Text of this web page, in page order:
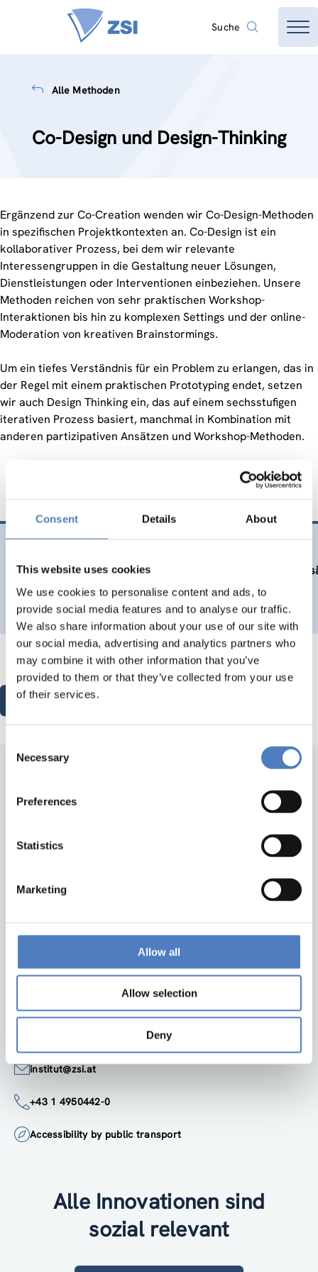
Consent Details About
This website uses cookies
We use cookies to personalise content and ads, to
provide social media features and to analyse our traffic.
We also share information about your use of our site with
our social media, advertising and analytics partners who
may combine it with other information that you’ve
provided to them or that they’ve collected from your use
of their services.
Selection
Necessary
Preferences
Statistics
Marketing
Allow all
Allow selection
Deny
Suche
Alle Methoden
Co-Design und Design-Thinking
Ergänzend zur Co-Creation wenden wir Co-Design-Methoden
in spezifischen Projektkontexten an. Co-Design ist ein
kollaborativer Prozess, bei dem wir relevante
Interessengruppen in die Gestaltung neuer Lösungen,
Dienstleistungen oder Interventionen einbeziehen. Unsere
Methoden reichen von sehr praktischen Workshop-
Interaktionen bis hin zu komplexen Settings und der online-
Moderation von kreativen Brainstormings.
Um ein tiefes Verständnis für ein Problem zu erlangen, das in
der Regel mit einem praktischen Prototyping endet, setzen
wir auch Design Thinking ein, das auf einem sechsstufigen
iterativen Prozess basiert, manchmal in Kombination mit
anderen partizipativen Ansätzen und Workshop-Methoden.
Highlights der RurALL Abschlusskonferenz – Innovative
SOZIALE INNOVATION CO-DESIGN UND DESIGN-THINKING
News
ZSI
ZSI - Zentrum für Soziale Innovation GmbH
Linke Wienzeile 246
Google Maps
institut@zsi.at
+43 1 4950442-0
Accessibility by public transport
Alle Innovationen sind
sozial relevant